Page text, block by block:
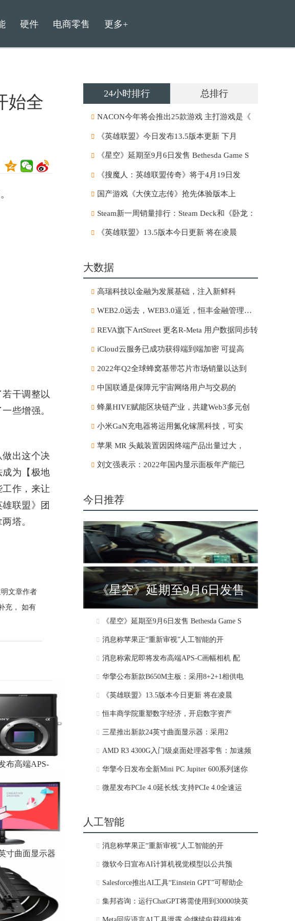
硬件 电商零售 更多+
始全
干调整以
些增强。
出这个决
为【极地
作，来让
联盟》团
塔。
文章作者
充， 如有
布高端APS-
寸曲面显示器
24小时排行 总排行
NACON今年将会推出25款游戏 主打游戏是《
《英雄联盟》今日发布13.5版本更新 下月
《星空》延期至9月6日发售 Bethesda Game S
《搜魔人：英雄联盟传奇》将于4月19日发
国产游戏《大侠立志传》抢先体验版本上
Steam新一周销量排行：Steam Deck和《卧龙：
《英雄联盟》13.5版本今日更新 将在凌晨
大数据
高瑞科技以金融为发展基础，注入新鲜科
WEB2.0远去，WEB3.0逼近，恒丰金融管理有限
REVA旗下ArtStreet 更名R-Meta 用户数据同步转
iCloud云服务已成功获得端到端加密 可提高
2022年Q2全球蜂窝基带芯片市场销量以达到
中国联通是保障元宇宙网络用户与交易的
蜂巢HIVE赋能区块链产业，共建Web3多元创
小米GaN充电器将运用氮化镓黑科技，可实
苹果 MR 头戴装置因因终端产品出量过大，
刘文强表示：2022年国内显示面板年产能已
今日推荐
《星空》延期至9月6日发售
Bethesda Game S
《星空》延期至9月6日发售 Bethesda Game S
消息称苹果正“重新审视”人工智能的开
消息称索尼即将发布高端APS-C画幅相机 配
华擎公布新款B650M主板：采用8+2+1相供电
《英雄联盟》13.5版本今日更新 将在凌晨
恒丰商学院重塑数字经济，开启数字资产
三星推出新款24英寸曲面显示器：采用2
AMD R3 4300G入门级桌面处理器零售：加速频
华擎今日发布全新Mini PC Jupiter 600系列迷你
微星发布PCIe 4.0延长线:支持PCIe 4.0全速运
人工智能
消息称苹果正“重新审视”人工智能的开
微软今日宣布AI计算机视觉模型以公共预
Salesforce推出AI工具“Einstein GPT”可帮助企
集邦咨询：运行ChatGPT将需使用到30000块英
Meta回应语言AI工具泄露 会继续向获得核准